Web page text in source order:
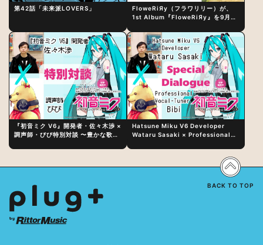
第42話「未来派LOVERS」
FloweRiЯy（フラワリリー）が、
1st Album『FloweRiЯy』を9月23
『初音ミク V6』開発者・佐々木渉 ×
調声師・びび特別対談 〜豊かな歌声
Hatsune Miku V6 Developer
Wataru Sasaki × Professional
Vocal Expression Lies in “Love
for the singing characters” and
BACK TO TOP